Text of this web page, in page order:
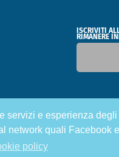
servizi e esperienza
quali Facebook
policy
ISCRIVITI
RIMANERE